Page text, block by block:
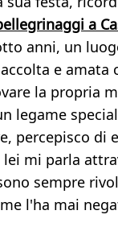
a
anni, un
e amata
la propria
legame
percepisco di
lei mi parla
sempre
l'ha mai